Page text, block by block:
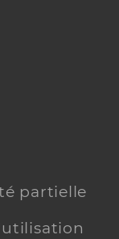
partielle